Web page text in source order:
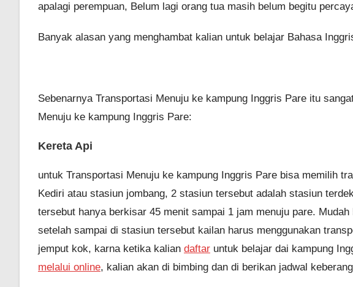
apalagi perempuan, Belum lagi orang tua masih belum begitu
Banyak alasan yang menghambat kalian untuk belajar Bahasa
Sebenarnya Transportasi Menuju ke kampung Inggris Pare itu
Menuju ke kampung Inggris Pare:
Kereta Api
untuk Transportasi Menuju ke kampung Inggris Pare bisa memilih
Kediri atau stasiun jombang, 2 stasiun tersebut adalah stasiun
tersebut hanya berkisar 45 menit sampai 1 jam menuju pare.
setelah sampai di stasiun tersebut kailan harus menggunakan
jemput kok, karna ketika kalian daftar untuk belajar dai kampung
melalui online, kalian akan di bimbing dan di berikan jadwal